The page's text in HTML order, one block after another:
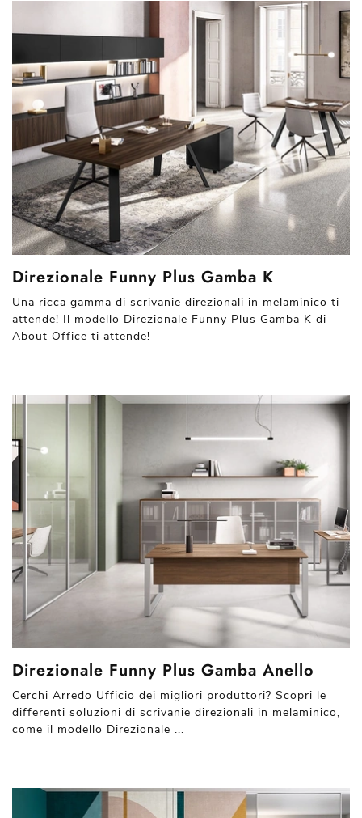
Direzionale Funny Plus Gamba K
Una ricca gamma di scrivanie direzionali in melaminico ti
attende! Il modello Direzionale Funny Plus Gamba K di
About Office ti attende!
Direzionale Funny Plus Gamba Anello
Cerchi Arredo Ufficio dei migliori produttori? Scopri le
differenti soluzioni di scrivanie direzionali in melaminico,
come il modello Direzionale ...